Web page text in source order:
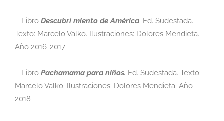
– Libro Descubrí miento de América. Ed. Sudestada.
Texto: Marcelo Valko. Ilustraciones: Dolores Mendieta.
Año 2016-2017
– Libro Pachamama para niños. Ed. Sudestada. Texto:
Marcelo Valko. Ilustraciones: Dolores Mendieta. Año
2018